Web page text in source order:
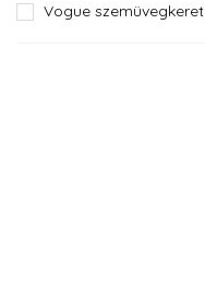
Vogue szemüvegkeret